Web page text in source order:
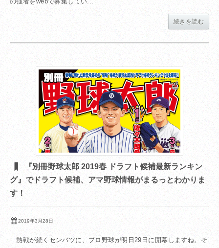
続きを読む
『別冊野球太郎 2019春 ドラフト候補最新ランキン
グ』でドラフト候補、アマ野球情報がまるっとわかりま
す！
2019年3月28日
熱戦が続くセンバツに、プロ野球が明日29日に開幕しますね。そ